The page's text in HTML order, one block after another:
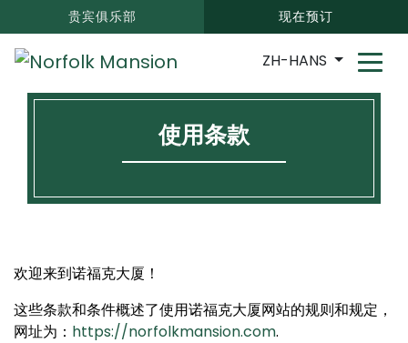
贵宾俱乐部 现在预订
ZH-HANS
使用条款
欢迎来到诺福克大厦！
这些条款和条件概述了使用诺福克大厦网站的规则和规定，
网址为： https://norfolkmansion.com.